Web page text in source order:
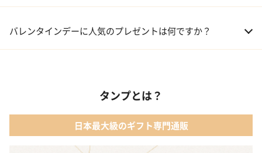
02 メイクアップ
04 ファッション小物
05 入浴剤・バスケア
バレンタインデーに人気のプレゼントは何ですか？
02 【名入れギフト】フラワーティントリップ［日本限定ピンクゴ
03 ショコラフレナチュール
タンプとは？
日本最大級のギフト専門通販